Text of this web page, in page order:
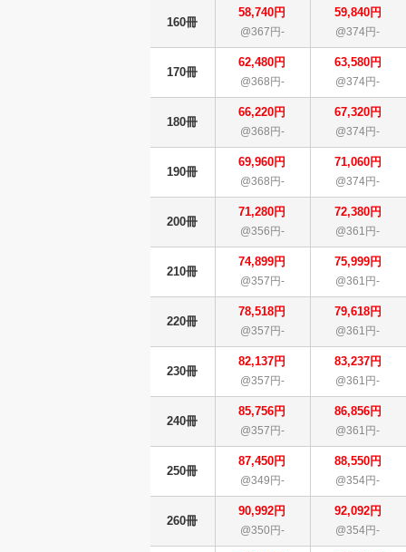
160冊
58,740円
@367円-
59,840円
@374円-
170冊
62,480円
@368円-
63,580円
@374円-
180冊
66,220円
@368円-
67,320円
@374円-
190冊
69,960円
@368円-
71,060円
@374円-
200冊
71,280円
@356円-
72,380円
@361円-
210冊
74,899円
@357円-
75,999円
@361円-
220冊
78,518円
@357円-
79,618円
@361円-
230冊
82,137円
@357円-
83,237円
@361円-
240冊
85,756円
@357円-
86,856円
@361円-
250冊
87,450円
@349円-
88,550円
@354円-
260冊
90,992円
@350円-
92,092円
@354円-